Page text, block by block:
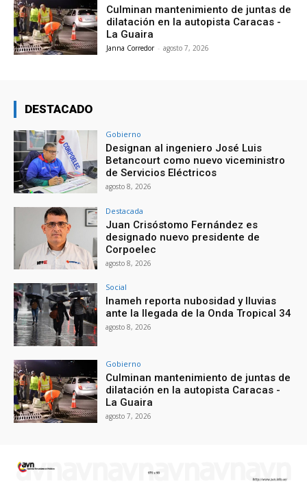
Culminan mantenimiento de juntas de
dilatación en la autopista Caracas -
La Guaira
Janna Corredor - agosto 7, 2026
DESTACADO
Gobierno
Designan al ingeniero José Luis
Betancourt como nuevo viceministro
de Servicios Eléctricos
agosto 8, 2026
Destacada
Juan Crisóstomo Fernández es
designado nuevo presidente de
Corpoelec
agosto 8, 2026
Social
Inameh reporta nubosidad y lluvias
ante la llegada de la Onda Tropical 34
agosto 8, 2026
Gobierno
Culminan mantenimiento de juntas de
dilatación en la autopista Caracas -
La Guaira
agosto 7, 2026